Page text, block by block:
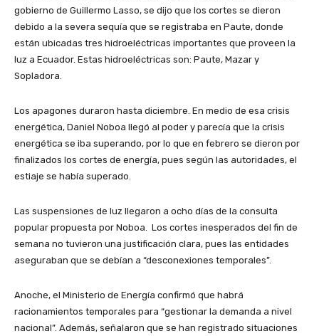
gobierno de Guillermo Lasso, se dijo que los cortes se dieron
debido a la severa sequía que se registraba en Paute, donde
están ubicadas tres hidroeléctricas importantes que proveen la
luz a Ecuador. Estas hidroeléctricas son: Paute, Mazar y
Sopladora.
Los apagones duraron hasta diciembre. En medio de esa crisis
energética, Daniel Noboa llegó al poder y parecía que la crisis
energética se iba superando, por lo que en febrero se dieron por
finalizados los cortes de energía, pues según las autoridades, el
estiaje se había superado.
Las suspensiones de luz llegaron a ocho días de la consulta
popular propuesta por Noboa. Los cortes inesperados del fin de
semana no tuvieron una justificación clara, pues las entidades
aseguraban que se debían a “desconexiones temporales”.
Anoche, el Ministerio de Energía confirmó que habrá
racionamientos temporales para “gestionar la demanda a nivel
nacional”. Además, señalaron que se han registrado situaciones